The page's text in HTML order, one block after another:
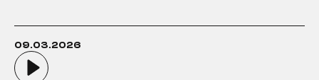
09.03.2026